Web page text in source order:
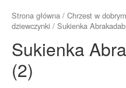
Strona główna / Chrzest w
dziewczynki / Sukienka
Sukienka
(2)